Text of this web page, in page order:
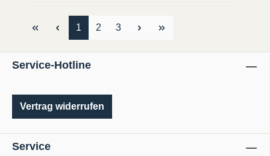
Seite
1 Seite
2 Seite
3
Service-Hotline
Vertrag widerrufen
Service